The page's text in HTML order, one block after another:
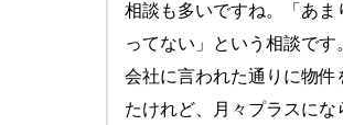
相談も多いですね。「あま
ってない」という相談です
会社に言われた通りに物件
たけれど、月々プラスにな